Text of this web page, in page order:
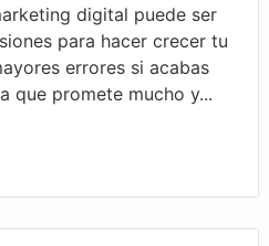
digital puede ser
para hacer crecer tu
errores si acabas
que promete mucho y...